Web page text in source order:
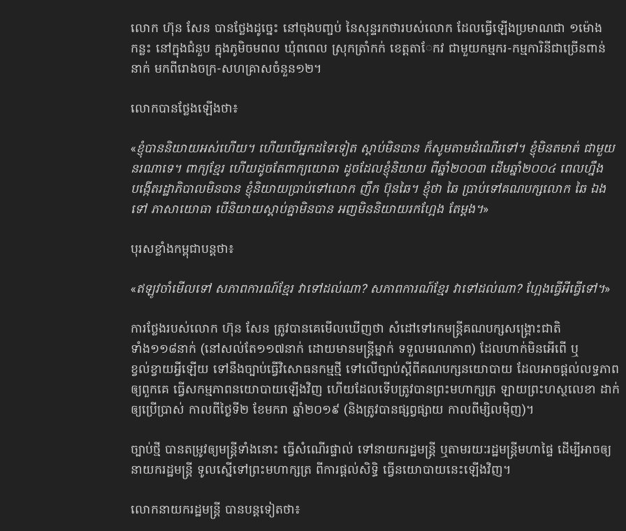
លោក ហ៊ុន សែន បានថ្លែងដូច្នេះ នៅចុងបញ្ចប់ នៃសុន្ទរកថារបស់លោក ដែលធ្វើឡើងប្រមាណជា ១ម៉ោង
កន្លះ នៅក្នុងជំនួប ក្នុងភូមិ​ចមពល ឃុំពពេល ស្រុកត្រាំកក់ ខេត្តតាែកវ ជាមួយកម្មករ-កម្មការិនីជាច្រើនពាន់
នាក់ មកពី​រោងចក្រ​-សហគ្រាស​ចំនួន១២។
លោកបានថ្លែងឡើងថា៖
«ខ្ញុំបាននិយាយអស់ហើយ។ ហើយបើអ្នកដទៃទៀត ស្ដាប់មិនបាន ក៏សូមតាមដំណើរទៅ។ ខ្ញុំមិនតមាត់ ជាមួយ
នរណាទេ។ ពាក្យខ្មែរ ហើយដូចតែពាក្យយោធា ដូចដែលខ្ញុំនិយាយ ពីឆ្នាំ២០០៣ ដើមឆ្នាំ២០០៤ ពេលហ្នឹង
បង្កើតរដ្ឋាភិបាលមិនបាន ខ្ញុំនិយាយប្រាប់ទៅលោក ញឹក ប៊ុនឆៃ។ ខ្ញុំថា ឆៃ ប្រាប់ទៅគណបក្សលោក ឆៃ ឯង
ទៅ ភាសាយោធា បើនិយាយស្ដាប់គ្នាមិនបាន អញមិននិយាយ​រកហ្អែង តែម្ដង។»
បុរសខ្លាំងកម្ពុជាបន្តថា៖
«ឥឡូវចាំមើលទៅ សភាពការណ៍ខ្មែរ វាទៅដល់ណា? សភាពការណ៍ខ្មែរ វាទៅដល់ណា? ហ្អែងធ្វើអីធ្វើទៅ។»
ការថ្លែងរបស់លោក ហ៊ុន សែន ត្រូវបានគេមើលឃើញថា សំដៅទៅរកមន្ត្រីគណបក្សសង្គ្រោះជាតិ
ទាំង១១៨នាក់ (នៅសល់តែ១១៧នាក់ ដោយមានមន្ត្រីម្នាក់ ទទួលមរណភាព) ដែលហាក់មិនអើពើ ឬ
ខ្វល់ខ្វាយអ្វីឡើយ ទៅនឹងច្បាប់ធ្វើវិសោធនកម្មថ្មី ទៅលើច្បាប់ស្ដីពីគណបក្សនយោបាយ ដែលអាចផ្ដល់លទ្ធភាព
ឲ្យពួកគេ ធ្វើ​សកម្មភាពនយោបាយឡើងវិញ ហើយដែលទើប​ត្រូវបាន​ព្រះមហាក្សត្រ ឡាយព្រះហស្ថលេខា ដាក់
ឲ្យប្រើប្រាស់ កាលពីថ្ងៃទី២ ខែមករា ឆ្នាំ២០១៩ (និងត្រូវបានផ្សព្វផ្សាយ កាលពីម្សិលម៉ិញ)។
ច្បាប់ថ្មី បានតម្រូវឲ្យមន្ត្រីទាំងនោះ ធ្វើសំណើរផ្ទាល់ ទៅនាយករដ្ឋមន្ត្រី ឬតាមរយៈរដ្ឋមន្ត្រីមហាផ្ទៃ ដើម្បីអាចឲ្យ
នាយករដ្ឋមន្ត្រី ទូលស្នើទៅព្រះមហាក្សត្រ ពីការផ្ដល់សិទ្ធិ ធ្វើនយោបាយ​នេះឡើងវិញ។
លោកនាយករដ្ឋមន្ត្រី បានបន្តទៀតថា៖